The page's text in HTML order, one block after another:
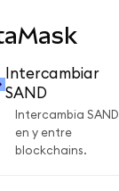
Intercambiar
SAND
Intercambia SAND
en y entre
blockchains.